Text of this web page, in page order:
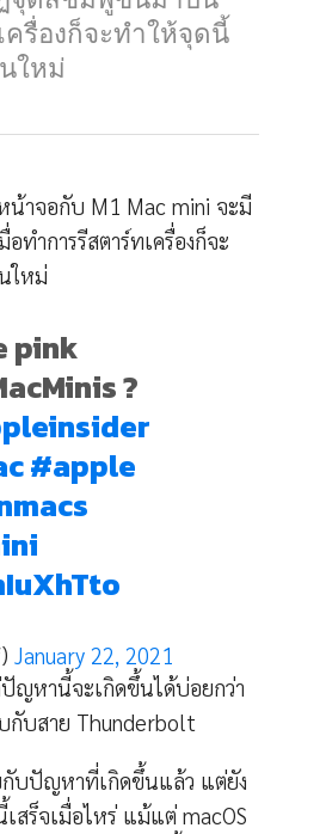
รื่องก็จะทำให้จุดนี้
ใหม่
น้าจอกับ M1 Mac mini จะมี
ำการรีสตาร์ทเครื่องก็จะ
ใหม่
pink
?
#apple
January 22, 2021
ญหานี้จะเกิดขึ้นได้บ่อยกว่า
กับสาย Thunderbolt
กับปัญหาที่เกิดขึ้นแล้ว แต่ยัง
ร็จเมื่อไหร่ แม้แต่ macOS